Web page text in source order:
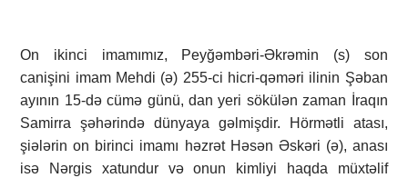
On ikinci imamımız, Peyğәmbәri-Әkrәmin (s) son
canişini imam Mehdi (ә) 255-ci һicri-qәmәri ilinin Şəban
ayının 15-də cümә günü, dan yeri sökülәn zaman İraqın
Samirra şәһәrindә dünyaya gәlmişdir. Hörmәtli atası,
şiələrin on birinci imamı һәzrәt Həsən Əskəri (ə), anası
isə Nərgis xatundur vә onun kimliyi haqda müxtәlif